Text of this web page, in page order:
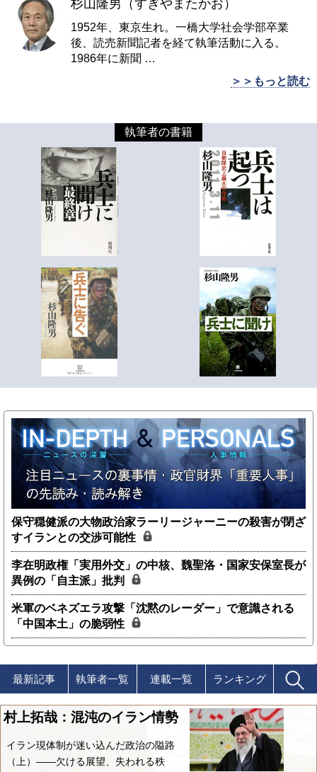
杉山隆男（すぎやまたかお）
1952年、東京生れ。一橋大学社会学部卒業
後、読売新聞記者を経て執筆活動に入る。
1986年に新聞 …
＞＞もっと読む
執筆者の書籍
保守穏健派の大物政治家ラーリージャーニーの殺害が閉ざ
すイランとの交渉可能性
李在明政権「実用外交」の中核、魏聖洛・国家安保室長が
異例の「自主派」批判
米軍のベネズエラ攻撃「沈黙のレーダー」で意識される
「中国本土」の脆弱性
最新記事 執筆者一覧 連載一覧 ランキング
村上拓哉：混沌のイラン情勢
イラン現体制が迷い込んだ政治の隘路
（上）――欠ける展望、失われる秩